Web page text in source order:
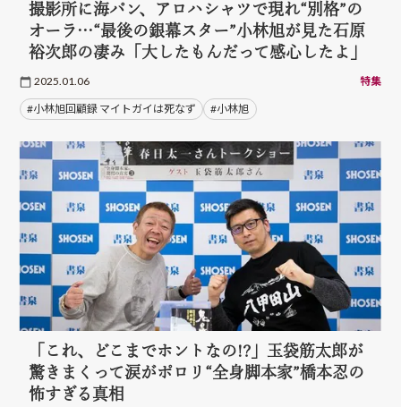
撮影所に海パン、アロハシャツで現れ“別格”の
オーラ…“最後の銀幕スター”小林旭が見た石原
裕次郎の凄み「大したもんだって感心したよ」
2025.01.06 特集
#小林旭回顧録 マイトガイは死なず #小林旭
「これ、どこまでホントなの!?」玉袋筋太郎が
驚きまくって涙がポロリ“全身脚本家”橋本忍の
怖すぎる真相